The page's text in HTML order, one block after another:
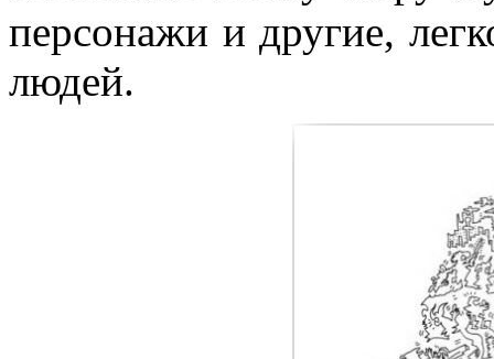
персонажи и другие,
людей.